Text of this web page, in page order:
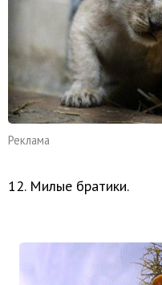
Реклама
12. Милые братики.